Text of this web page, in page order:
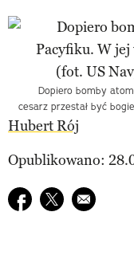
Dopiero bomby
cesarz przestał być
Hubert Rój
Opublikowano:
Udostępnij na
Udostępnij na
E-mail do